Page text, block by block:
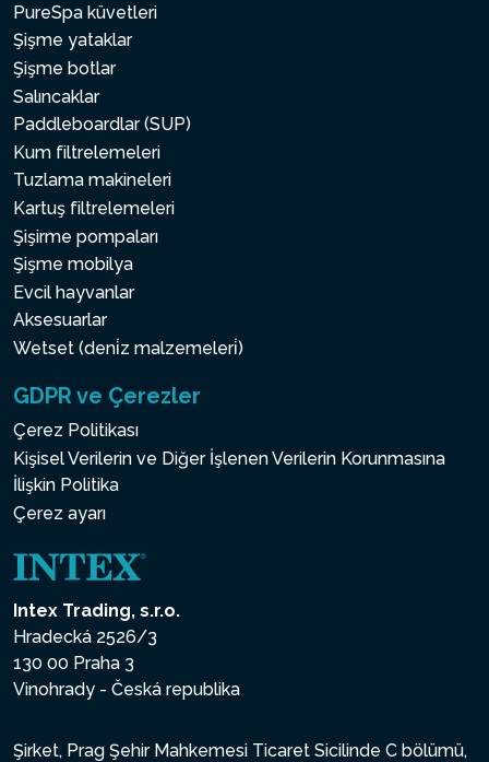
PureSpa küvetleri
Şişme yataklar
Şişme botlar
Salıncaklar
Paddleboardlar (SUP)
Kum filtrelemeleri
Tuzlama makineleri
Kartuş filtrelemeleri
Şişirme pompaları
Şişme mobilya
Evcil hayvanlar
Aksesuarlar
Wetset (deni̇z malzemeleri̇)
GDPR ve Çerezler
Çerez Politikası
Kişisel Verilerin ve Diğer İşlenen Verilerin Korunmasına
İlişkin Politika
Çerez ayarı
Intex Trading, s.r.o.
Hradecká 2526/3
130 00 Praha 3
Vinohrady - Česká republika
Şirket, Prag Şehir Mahkemesi Ticaret Sicilinde C bölümü,